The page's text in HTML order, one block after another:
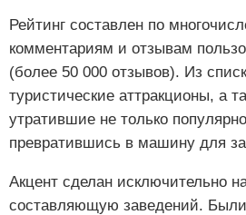
Рейтинг составлен по
комментариям и отзывам
(более 50 000 отзывов). Из
туристические аттракционы, а
утратившие не только
превратившись в машину для
Акцент сделан исключительно
составляющую заведений.